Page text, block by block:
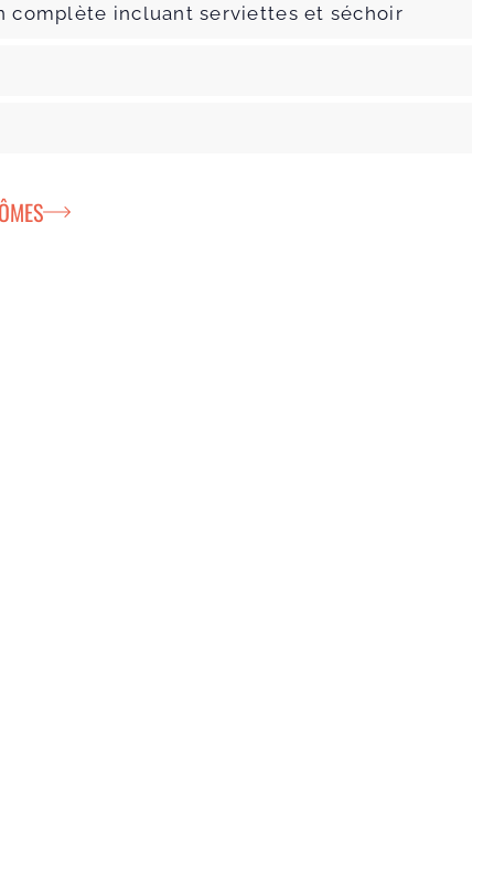
complète incluant serviettes et séchoir